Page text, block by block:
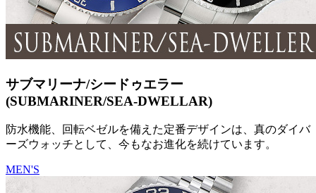
サブマリーナ/シードゥエラー
(SUBMARINER/SEA-DWELLAR)
防水機能、回転ベゼルを備えた定番デザインは、真のダイバ
ーズウォッチとして、今もなお進化を続けています。
MEN'S